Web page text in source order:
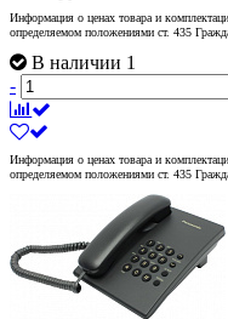
Информация о ценах товара и
определяемом положениями ст. 435
В наличии 1
-
Информация о ценах товара и
определяемом положениями ст. 435